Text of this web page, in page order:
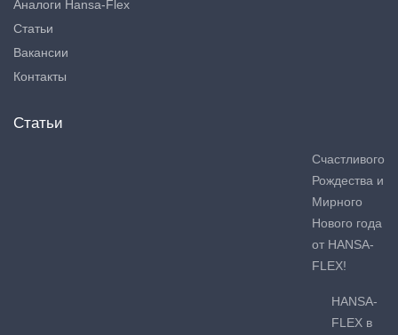
Аналоги Hansa-Flex
Статьи
Вакансии
Контакты
Статьи
Счастливого
Рождества и
Мирного
Нового года
от HANSA-
FLEX!
HANSA-
FLEX в